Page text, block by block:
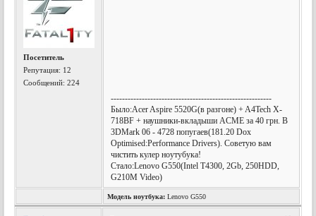
Посетитель
Репутация: 12
Сообщений: 224
---------------------------------------------------------
Было:Acer Aspire 5520G(в разгоне) + A4Tech X-
718BF + наушники-вкладыши ACME за 40 грн. В
3DMark 06 - 4728 попугаев(181.20 Dox
Optimised:Performance Drivers). Советую вам
чистить кулер ноутубука!
Стало:Lenovo G550(Intel T4300, 2Gb, 250HDD,
G210M Video)
Модель ноутбука: Lenovo G550